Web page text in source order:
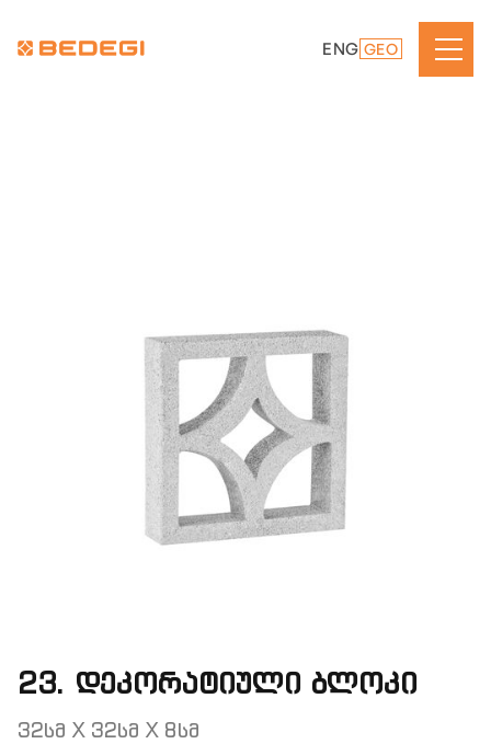
GEO
ENG
23. დეკორატიული ბლოკი
32სმ X 32სმ X 8სმ